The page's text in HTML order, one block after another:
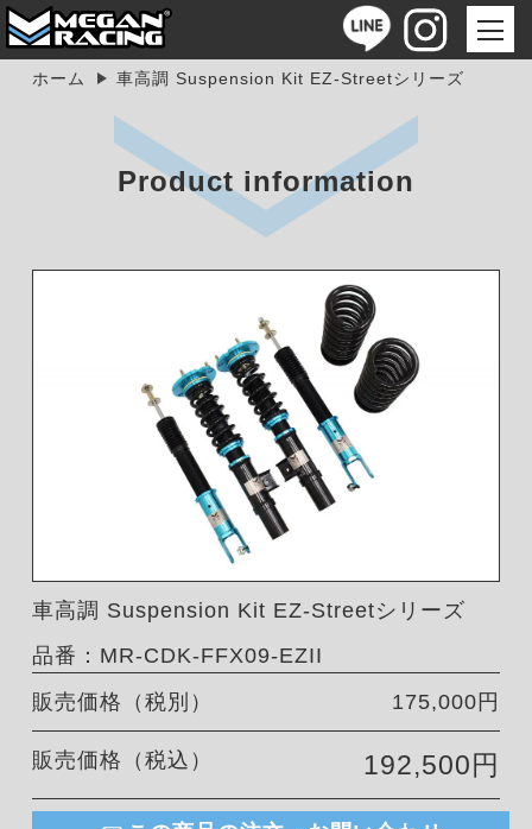
ホーム 車高調 Suspension Kit EZ-Streetシリーズ
Product information
車高調 Suspension Kit EZ-Streetシリーズ
品番：MR-CDK-FFX09-EZII
販売価格（税別）
175,000円
販売価格（税込） 192,500円